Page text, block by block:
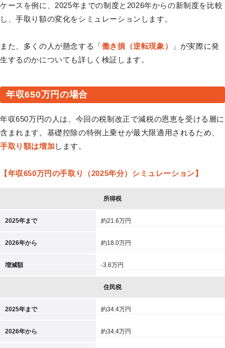
ケースを例に、2025年までの制度と2026年からの新制度を比較
し、手取り額の変化をシミュレーションします。
また、多くの人が懸念する「働き損（逆転現象）
」が実際に発
生するのかについても詳しく検証します。
年収650万円の場合
年収650万円の人は、今回の税制改正で減税の恩恵を受ける層に
含まれます。基礎控除の特例上乗せが最大限適用されるため、
手取り額は増加 します。
【年収650万円の手取り（2025年分）シミュレーション】
所得税
2025年まで 約21.6万円
2026年から 約18.0万円
増減額 -3.6万円
住民税
2025年まで 約34.4万円
2026年から 約34.4万円